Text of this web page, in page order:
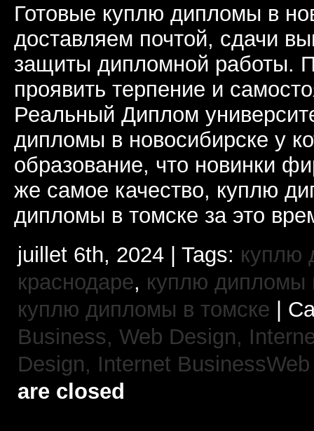
Готовые куплю дипломы в
доставляем почтой, сдачи
защиты дипломной работы.
проявить терпение и
Реальный Диплом
дипломы в новосибирске у
образование, что новинки
же самое качество, куплю
дипломы в томске за это
juillet 6th, 2024 | Tags: куплю
краснодаре, куплю дипломы
куплю дипломы в томске |
Business, Web Design,
Design, Internet
are closed